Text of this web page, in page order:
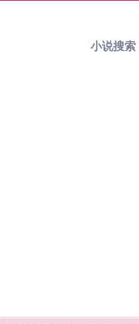
小说搜索